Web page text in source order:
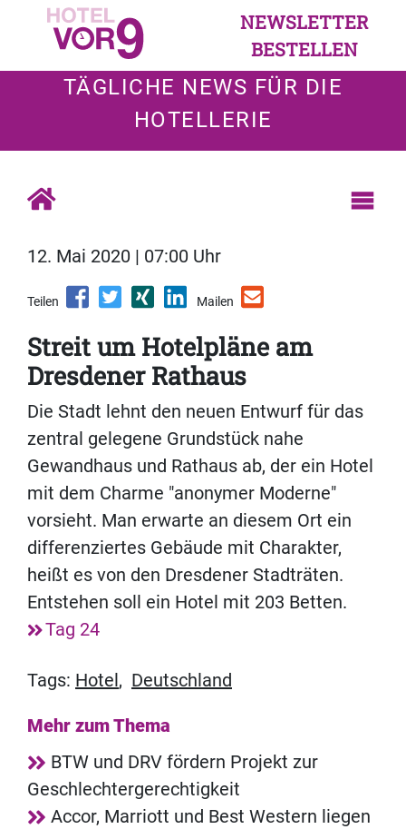
NEWSLETTER
BESTELLEN
TÄGLICHE NEWS FÜR DIE
HOTELLERIE
12. Mai 2020 | 07:00 Uhr
Teilen Mailen
Streit um Hotelpläne am
Dresdener Rathaus
Die Stadt lehnt den neuen Entwurf für das
zentral gelegene Grundstück nahe
Gewandhaus und Rathaus ab, der ein Hotel
mit dem Charme "anonymer Moderne"
vorsieht. Man erwarte an diesem Ort ein
differenziertes Gebäude mit Charakter,
heißt es von den Dresdener Stadträten.
Entstehen soll ein Hotel mit 203 Betten.
Tag 24
Tags: Hotel , Deutschland
Mehr zum Thema
BTW und DRV fördern Projekt zur
Geschlechtergerechtigkeit
Accor, Marriott und Best Western liegen